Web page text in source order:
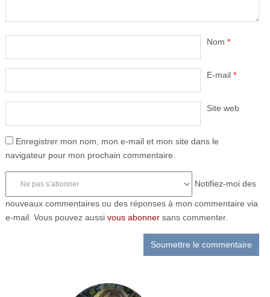
Nom *
E-mail *
Site web
Enregistrer mon nom, mon e-mail et mon site dans le
navigateur pour mon prochain commentaire.
Notifiez-moi des
nouveaux commentaires ou des réponses à mon commentaire via
e-mail. Vous pouvez aussi vous abonnersans commenter.